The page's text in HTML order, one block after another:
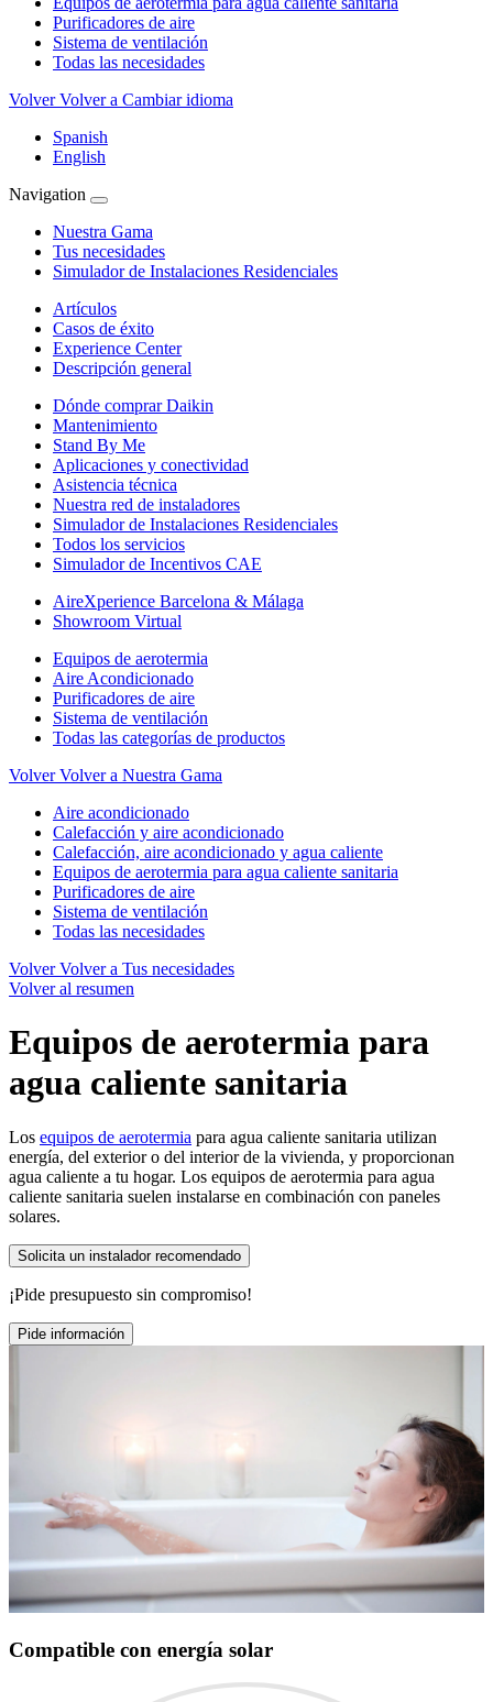
Purificadores de aire
Sistema de ventilación
Todas las necesidades
Volver Volver a Cambiar idioma
Spanish
English
Navigation
Nuestra Gama
Tus necesidades
Simulador de Instalaciones Residenciales
Artículos
Casos de éxito
Experience Center
Descripción general
Dónde comprar Daikin
Mantenimiento
Stand By Me
Aplicaciones y conectividad
Asistencia técnica
Nuestra red de instaladores
Simulador de Instalaciones Residenciales
Todos los servicios
Simulador de Incentivos CAE
AireXperience Barcelona & Málaga
Showroom Virtual
Equipos de aerotermia
Aire Acondicionado
Purificadores de aire
Sistema de ventilación
Todas las categorías de productos
Volver Volver a Nuestra Gama
Aire acondicionado
Calefacción y aire acondicionado
Calefacción, aire acondicionado y agua caliente
Equipos de aerotermia para agua caliente sanitaria
Purificadores de aire
Sistema de ventilación
Todas las necesidades
Volver Volver a Tus necesidades
Volver al resumen
Equipos de aerotermia para
agua caliente sanitaria
Los equipos de aerotermia para agua caliente sanitaria utilizan
energía, del exterior o del interior de la vivienda, y proporcionan
agua caliente a tu hogar. Los equipos de aerotermia para agua
caliente sanitaria suelen instalarse en combinación con paneles
solares.
Solicita un instalador recomendado
¡Pide presupuesto sin compromiso!
Pide información
Compatible con energía solar